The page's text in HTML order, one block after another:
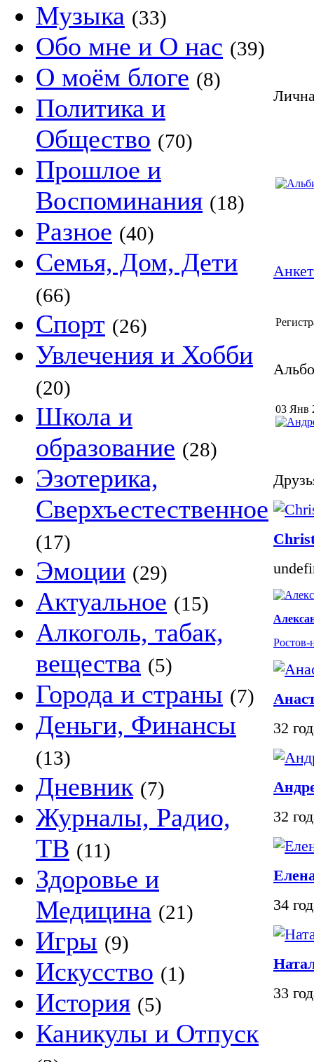
Музыка (33)
Обо мне и О нас (39)
О моём блоге (8)
Политика и
Общество (70)
Прошлое и
Воспоминания (18)
Разное (40)
Семья, Дом, Дети
(66)
Спорт (26)
Увлечения и Хобби
(20)
Школа и
образование (28)
Эзотерика,
Сверхъестественное
(17)
Эмоции (29)
Актуальное (15)
Алкоголь, табак,
вещества (5)
Города и страны (7)
Деньги, Финансы
(13)
Дневник (7)
Журналы, Радио,
ТВ (11)
Здоровье и
Медицина (21)
Игры (9)
Искусство (1)
История (5)
Каникулы и Отпуск
03 Янв
32
32
34
33